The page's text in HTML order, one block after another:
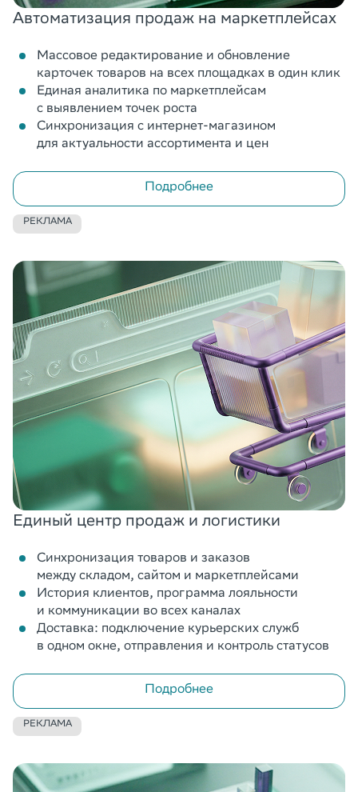
Автоматизация продаж на маркетплейсах
Массовое редактирование и обновление
карточек товаров на всех площадках в один клик
Единая аналитика по маркетплейсам
с выявлением точек роста
Синхронизация с интернет-магазином
для актуальности ассортимента и цен
Подробнее
РЕКЛАМА
Единый центр продаж и логистики
Синхронизация товаров и заказов
между складом, сайтом и маркетплейсами
История клиентов, программа лояльности
и коммуникации во всех каналах
Доставка: подключение курьерских служб
в одном окне, отправления и контроль статусов
Подробнее
РЕКЛАМА